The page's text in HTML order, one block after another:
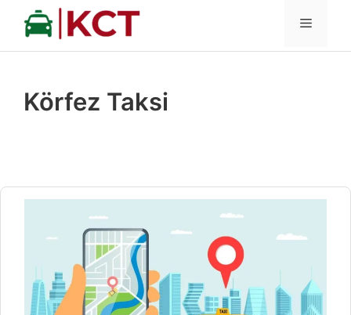
İçeriğe
MENÜ
Körfez Taksi